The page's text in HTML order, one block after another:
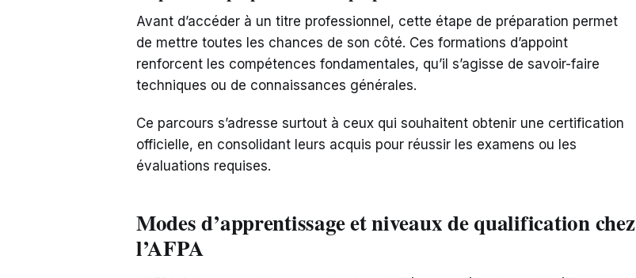
Avant d’accéder à un titre professionnel, cette étape de préparation permet
de mettre toutes les chances de son côté. Ces formations d’appoint
renforcent les compétences fondamentales, qu’il s’agisse de savoir-faire
techniques ou de connaissances générales.
Ce parcours s’adresse surtout à ceux qui souhaitent obtenir une certification
officielle, en consolidant leurs acquis pour réussir les examens ou les
évaluations requises.
Modes d’apprentissage et niveaux de qualification chez
l’AFPA